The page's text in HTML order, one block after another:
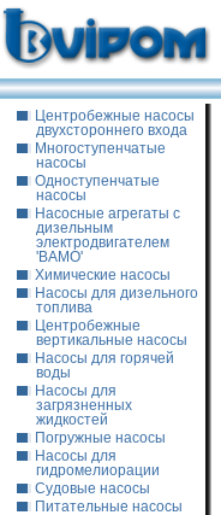
Центробежные насосы
двухстороннего входа
Многоступенчатые
насосы
Одноступенчатые
насосы
Насосные агрегаты с
дизельным
электродвигателем
'ВАМО'
Химические насосы
Насосы для дизельного
топлива
Центробежные
вертикальные насосы
Насосы для горячей
воды
Насосы для
загрязненных
жидкостей
Погружные насосы
Насосы для
гидромелиорации
Судовые насосы
Питательные насосы